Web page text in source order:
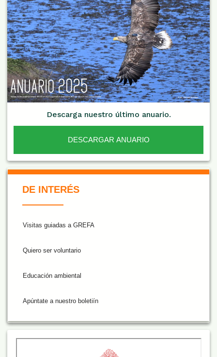
Descarga nuestro último anuario.
DESCARGAR ANUARIO
De Interés NARANJA
DE INTERÉS
Visitas guiadas a GREFA
Quiero ser voluntario
Educación ambiental
Apúntate a nuestro boletiín